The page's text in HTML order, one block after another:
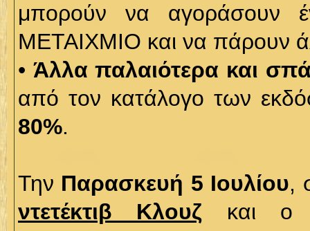
μπορούν να αγοράσουν
ΜΕΤΑΙΧΜΙΟ και να πάρουν
• Άλλα παλαιότερα και
από τον κατάλογο των
80%.
Την Παρασκευή 5 Ιουλίου,
ντετέκτιβ Κλουζ και ο